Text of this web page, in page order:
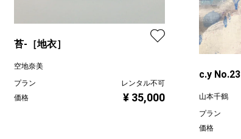
苔-［地衣］
空地奈美
プラン
レンタル不可
価格
¥ 35,000
c.y No.23
山本千鶴
プラン
価格